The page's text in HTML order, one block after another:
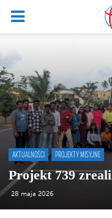
AKTUALNOŚCI PROJEKTY MISYJNE
Projekt 739
28 maja 2026